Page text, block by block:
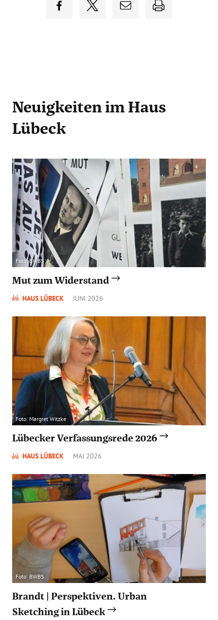
Neuigkeitenim Haus
Lübeck
Foto: BWBS
Mut zum Widerstand
HAUS LÜBECK JUNI 2026
Foto: Margret Witzke
Lübecker Verfassungsrede 2026
HAUS LÜBECK MAI 2026
Foto: BWBS
Brandt | Perspektiven. Urban
Sketching in Lübeck